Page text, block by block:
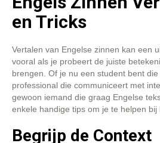
en Tricks
Vertalen van Engelse zinnen kan een
vooral als je probeert de juiste
brengen. Of je nu een student bent
professional die communiceert met
gewoon iemand die graag Engelse
enkele handige tips om je te helpen bij
Begrijp de Context